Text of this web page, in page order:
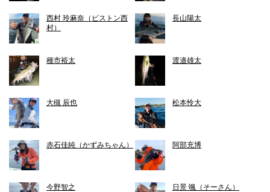
西村 玲麻奈（ピストン西
村）
長山陽太
種市裕太 渡邉雄太
大槻 辰也 松本怜大
赤石佳純（かずみちゃん） 阿部充博
今野智之 日景 颯（そーさん）